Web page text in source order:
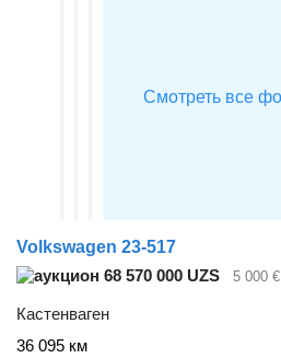
Volkswagen 23-517
68 570 000 UZS
5 000 €
Кастенваген
36 095 км